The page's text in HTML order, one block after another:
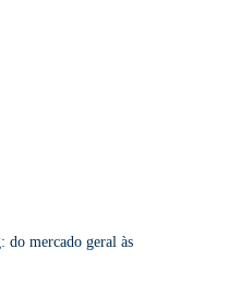
mercado geral às